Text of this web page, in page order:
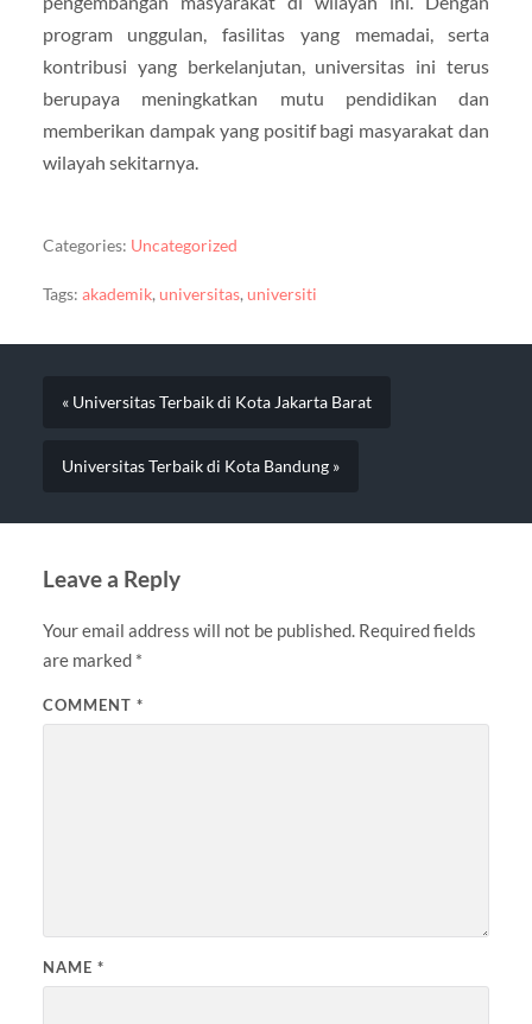
program unggulan, fasilitas yang memadai, serta
kontribusi yang berkelanjutan, universitas ini terus
berupaya meningkatkan mutu pendidikan dan
memberikan dampak yang positif bagi masyarakat dan
wilayah sekitarnya.
Categories: Uncategorized
Tags: akademik, universitas, universiti
« Universitas Terbaik di Kota Jakarta Barat
Universitas Terbaik di Kota Bandung »
Leave a Reply
Your email address will not be published. Required fields
are marked *
COMMENT *
NAME *